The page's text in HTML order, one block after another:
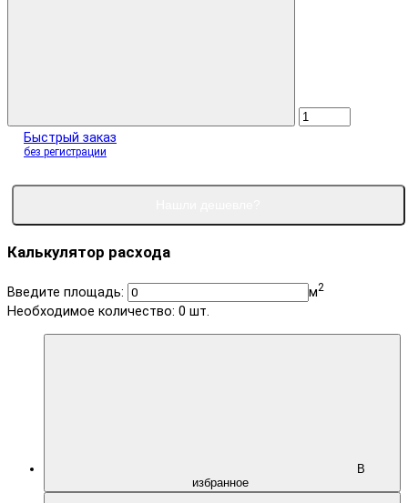
Быстрый заказ
без регистрации
Калькулятор расхода
Введите площадь: м2
Необходимое количество: 0 шт.
В
избранное